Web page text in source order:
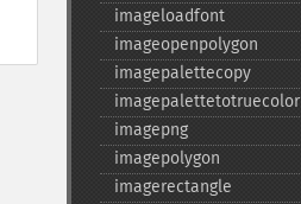
imageloadfont
imageopenpolygon
imagepalettecopy
imagepalettetotruecolor
imagepng
imagepolygon
imagerectangle